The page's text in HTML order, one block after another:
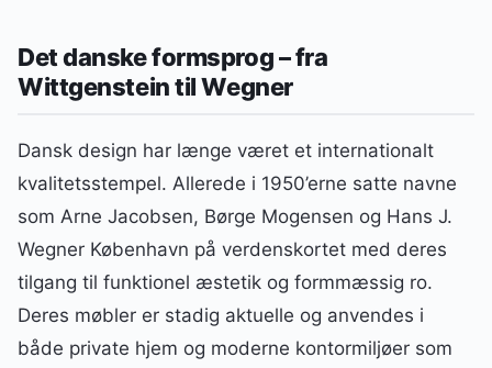
Det danske formsprog – fra
Wittgenstein til Wegner
Dansk design har længe været et internationalt
kvalitetsstempel. Allerede i 1950’erne satte navne
som Arne Jacobsen, Børge Mogensen og Hans J.
Wegner København på verdenskortet med deres
tilgang til funktionel æstetik og formmæssig ro.
Deres møbler er stadig aktuelle og anvendes i
både private hjem og moderne kontormiljøer som